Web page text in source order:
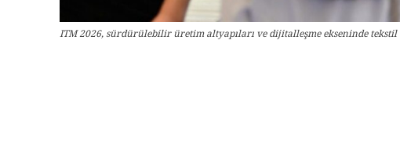
ITM 2026, sürdürülebilir üretim altyapıları ve dijitalleşme ekseninde